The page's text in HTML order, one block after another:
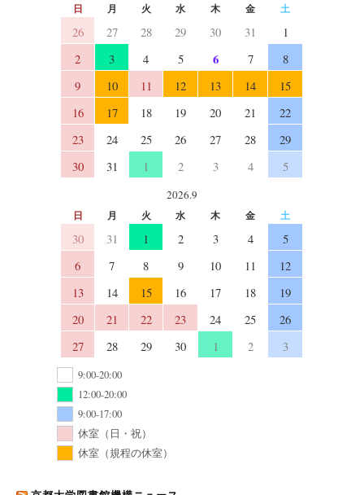
日 月 火 水 木 金 土
26 27 28 29 30 31
1
2
3 4 5 6 7
8
9
10 11 12 13 14
15
16
17 18 19 20 21
22
23
24 25 26 27 28
29
30
31 1 2 3 4 5
2026.9
日 月 火 水 木 金 土
30 31 1 2 3 4
5
6
7 8 9 10 11
12
13
14 15 16 17 18
19
20
21 22 23 24 25
26
27
28 29 30 1 2 3
9:00-20:00
12:00-20:00
9:00-17:00
休室（日・祝）
休室（規程の休室）